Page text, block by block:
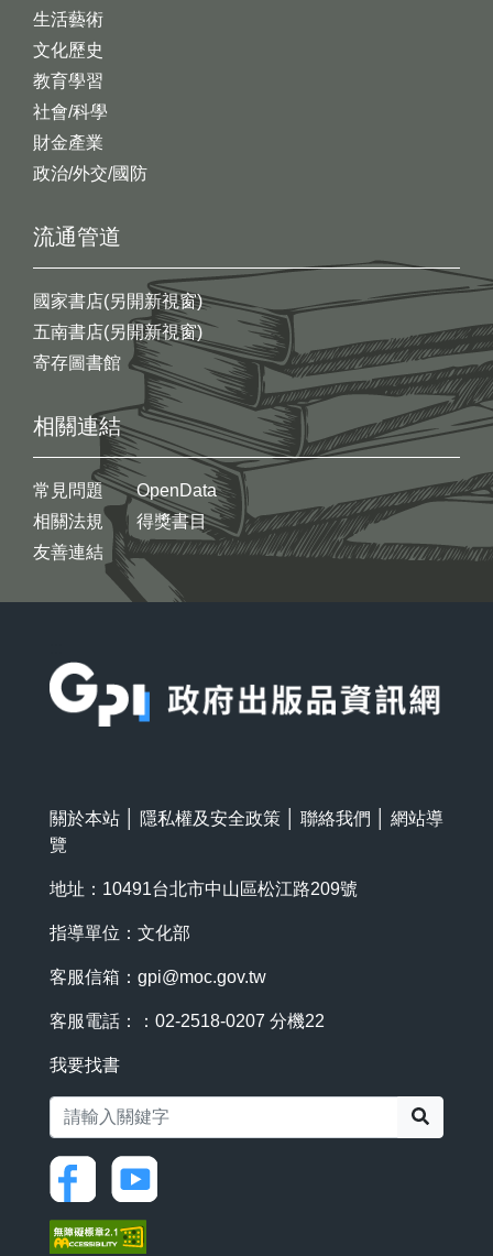
生活藝術
文化歷史
教育學習
社會/科學
財金產業
政治/外交/國防
流通管道
國家書店(另開新視窗)
五南書店(另開新視窗)
寄存圖書館
相關連結
常見問題
相關法規
友善連結
OpenData
得獎書目
關於本站 隱私權及安全政策 聯絡我們
網站導
覽
地址：10491台北市中山區松江路209號
指導單位：文化部
客服信箱： gpi@moc.gov.tw
客服電話：：02-2518-0207 分機22
我要找書